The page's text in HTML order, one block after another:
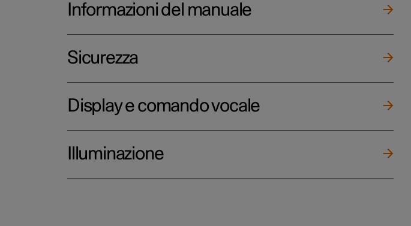
Informazioni del manuale
Sicurezza
Display e comando vocale
Illuminazione